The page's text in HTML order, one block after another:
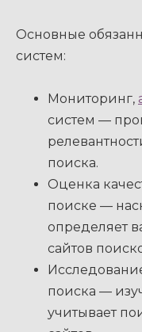
Основные
систем:
Мониторинг,
систем —
поиска.
Оценка
поиске —
определяет
сайтов
поиска —
учитывает